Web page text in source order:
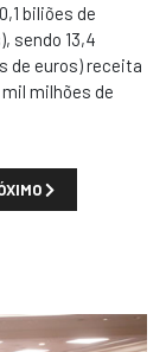
biliões de
sendo 13,4
de euros) receita
milhões de
NOMEOU
ARTIGO: